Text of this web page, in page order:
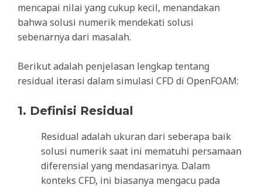
mencapai nilai yang cukup kecil, menandakan
bahwa solusi numerik mendekati solusi
sebenarnya dari masalah.
Berikut adalah penjelasan lengkap tentang
residual iterasi dalam simulasi CFD di OpenFOAM:
1. Definisi Residual
Residual adalah ukuran dari seberapa baik
solusi numerik saat ini mematuhi persamaan
diferensial yang mendasarinya. Dalam
konteks CFD, ini biasanya mengacu pada